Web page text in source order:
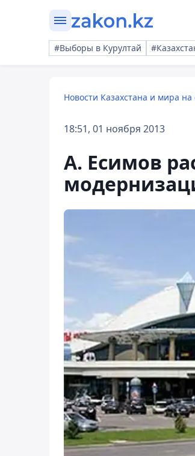
#Выборы в Курултай
Новости Казахстана и мира на
18:51, 01 ноября 2013
А. Есимов